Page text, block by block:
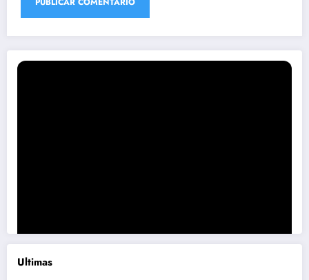
Ultimas